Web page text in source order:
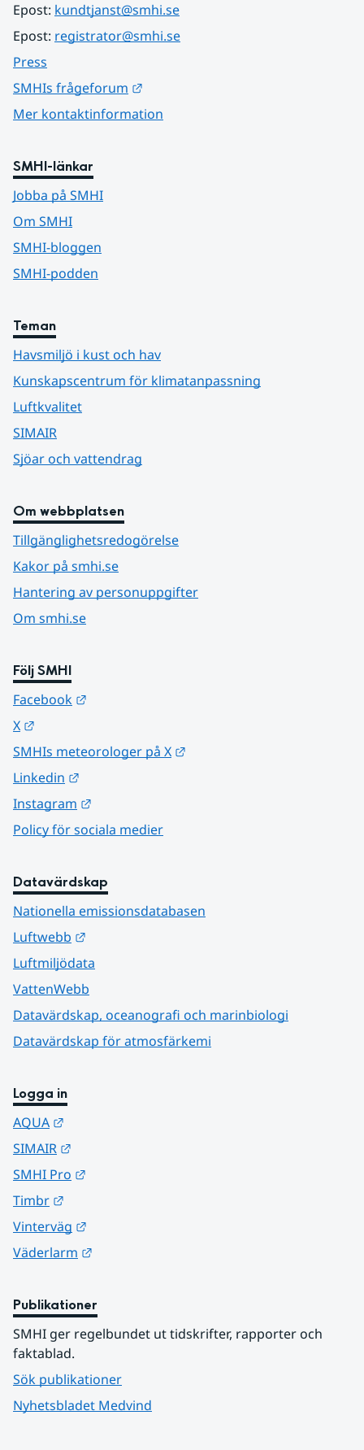
Epost: kundtjanst@smhi.se
Epost: registrator@smhi.se
Press
SMHIs frågeforum
Mer kontaktinformation
SMHI-länkar
Jobba på SMHI
Om SMHI
SMHI-bloggen
SMHI-podden
Teman
Havsmiljö i kust och hav
Kunskapscentrum för klimatanpassning
Luftkvalitet
SIMAIR
Sjöar och vattendrag
Om webbplatsen
Tillgänglighetsredogörelse
Kakor på smhi.se
Hantering av personuppgifter
Om smhi.se
Följ SMHI
Facebook
X
SMHIs meteorologer på X
Linkedin
Instagram
Policy för sociala medier
Datavärdskap
Nationella emissionsdatabasen
Luftwebb
Luftmiljödata
VattenWebb
Datavärdskap, oceanografi och marinbiologi
Datavärdskap för atmosfärkemi
Logga in
AQUA
SIMAIR
SMHI Pro
Timbr
Vinterväg
Väderlarm
Publikationer
SMHI ger regelbundet ut tidskrifter, rapporter och
faktablad.
Sök publikationer
Nyhetsbladet Medvind